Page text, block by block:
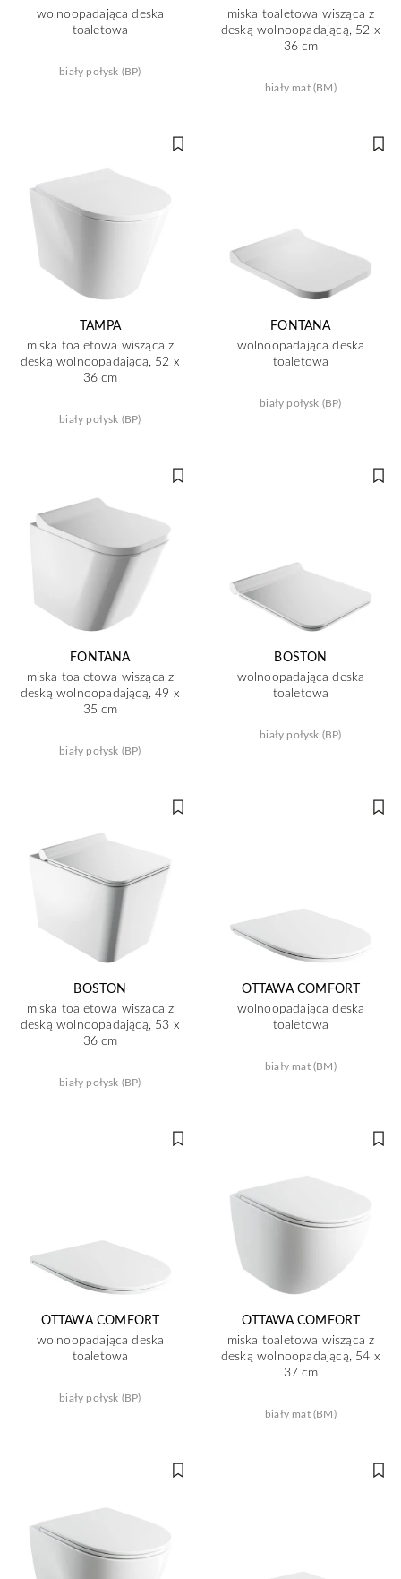
wolnoopadająca deska
toaletowa
biały połysk (BP)
miska toaletowa wisząca z
deską wolnoopadającą, 52 x
36 cm
biały mat (BM)
TAMPA
miska toaletowa wisząca z
deską wolnoopadającą, 52 x
36 cm
biały połysk (BP)
FONTANA
wolnoopadająca deska
toaletowa
biały połysk (BP)
FONTANA
miska toaletowa wisząca z
deską wolnoopadającą, 49 x
35 cm
biały połysk (BP)
BOSTON
wolnoopadająca deska
toaletowa
biały połysk (BP)
BOSTON
miska toaletowa wisząca z
deską wolnoopadającą, 53 x
36 cm
biały połysk (BP)
OTTAWA COMFORT
wolnoopadająca deska
toaletowa
biały mat (BM)
OTTAWA COMFORT
wolnoopadająca deska
toaletowa
biały połysk (BP)
OTTAWA COMFORT
miska toaletowa wisząca z
deską wolnoopadającą, 54 x
37 cm
biały mat (BM)